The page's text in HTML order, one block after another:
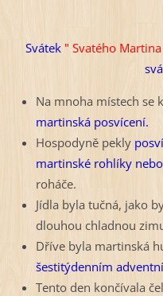
Svátek" Svatého
Na mnoha místech se
martinská posvícení.
Hospodyně pekly
martinské rohlíky
roháče.
Jídla byla tučná, jako
dlouhou chladnou
Dříve byla martinská
šestitýdenním
Tento den končívala